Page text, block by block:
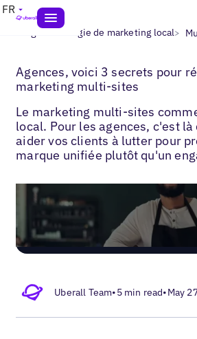
FR
Blogs> Stratégie de marketing local>
Agences, voici 3 secrets pour
marketing multi-sites
Le marketing multi-sites
local. Pour les agences, c'est là
aider vos clients à lutter pour
marque unifiée plutôt qu'un
Uberall Team•5 min read•May